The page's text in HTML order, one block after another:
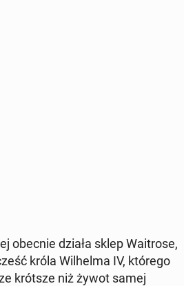
obecnie działa sklep Wa­itro­se,
króla Wil­hel­ma IV, którego
krótsze niż żywot samej